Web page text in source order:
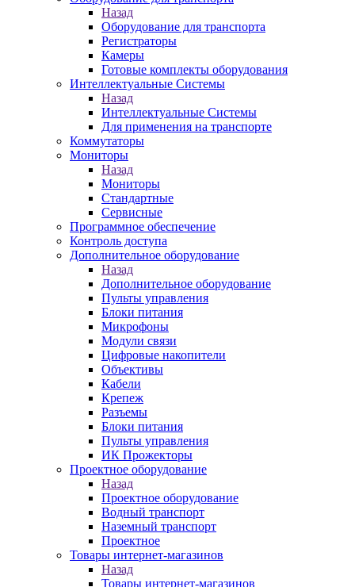
Назад
Оборудование для транспорта
Регистраторы
Камеры
Готовые комплекты оборудования
Интеллектуальные Системы
Назад
Интеллектуальные Системы
Для применения на транспорте
Коммутаторы
Мониторы
Назад
Мониторы
Стандартные
Сервисные
Программное обеспечение
Контроль доступа
Дополнительное оборудование
Назад
Дополнительное оборудование
Пульты управления
Блоки питания
Микрофоны
Модули связи
Цифровые накопители
Объективы
Кабели
Крепеж
Разъемы
Блоки питания
Пульты управления
ИК Прожекторы
Проектное оборудование
Назад
Проектное оборудование
Водный транспорт
Наземный транспорт
Проектное
Товары интернет-магазинов
Назад
Товары интернет-магазинов